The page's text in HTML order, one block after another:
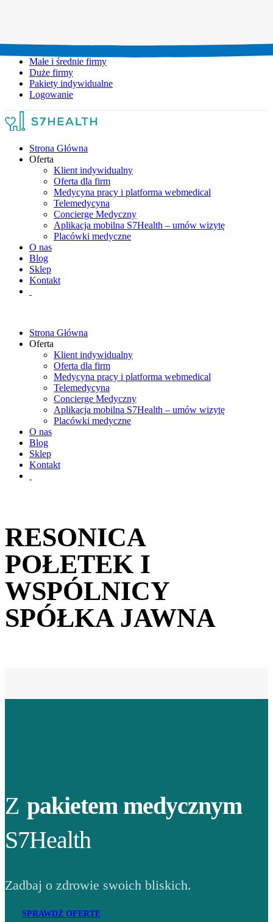
Małe i średnie firmy
Duże firmy
Pakiety indywidualne
Logowanie
Strona Główna
Oferta
Klient indywidualny
Oferta dla firm
Medycyna pracy i platforma webmedical
Telemedycyna
Concierge Medyczny
Aplikacja mobilna S7Health – umów wizytę
Placówki medyczne
O nas
Blog
Sklep
Kontakt
Strona Główna
Oferta
Klient indywidualny
Oferta dla firm
Medycyna pracy i platforma webmedical
Telemedycyna
Concierge Medyczny
Aplikacja mobilna S7Health – umów wizytę
Placówki medyczne
O nas
Blog
Sklep
Kontakt
RESONICA
POŁETEK I
WSPÓLNICY
SPÓŁKA JAWNA
Z pakietem medycznym
S7Health
Zadbaj o zdrowie swoich bliskich.
SPRAWDŹ OFERTĘ